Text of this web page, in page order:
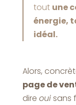
tout une
énergie,
idéal.
Alors,
page de
dire ouisans